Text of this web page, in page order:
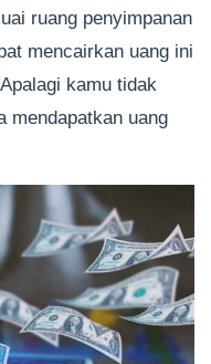
ruang penyimpanan
mencairkan uang ini
kamu tidak
mendapatkan uang